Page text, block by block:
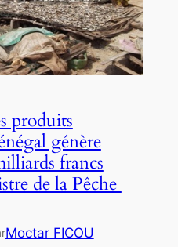
produits
génère
francs
de la Pêche
Moctar FICOU